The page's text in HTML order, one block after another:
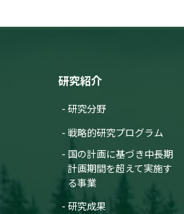
研究紹介
研究分野
戦略的研究プログラム
国の計画に基づき中長期
計画期間を超えて実施す
る事業
研究成果